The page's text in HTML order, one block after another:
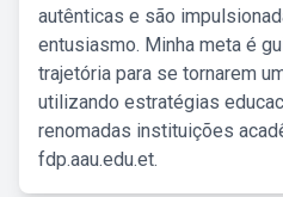
autênticas e são
entusiasmo. Minha meta é
trajetória para se tornarem
utilizando estratégias
renomadas instituições
fdp.aau.edu.et.